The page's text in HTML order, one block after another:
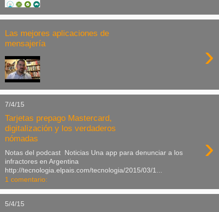
Las mejores aplicaciones de
mensajería
›
7/4/15
Tarjetas prepago Mastercard,
digitalización y los verdaderos
nómadas
›
Notas del podcast Noticias Una app para denunciar a los
infractores en Argentina
http://tecnologia.elpais.com/tecnologia/2015/03/1...
1 comentario:
5/4/15